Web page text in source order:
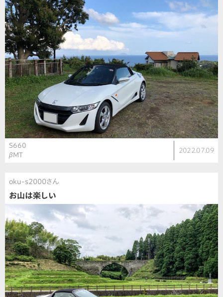
S660
βMT
2022.07.09
oku-s2000さん
お山は楽しい